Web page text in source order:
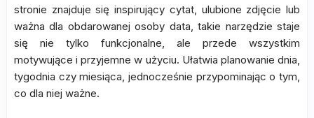
stronie znajduje się inspirujący cytat, ulubione zdjęcie lub
ważna dla obdarowanej osoby data, takie narzędzie staje
się nie tylko funkcjonalne, ale przede wszystkim
motywujące i przyjemne w użyciu. Ułatwia planowanie dnia,
tygodnia czy miesiąca, jednocześnie przypominając o tym,
co dla niej ważne.